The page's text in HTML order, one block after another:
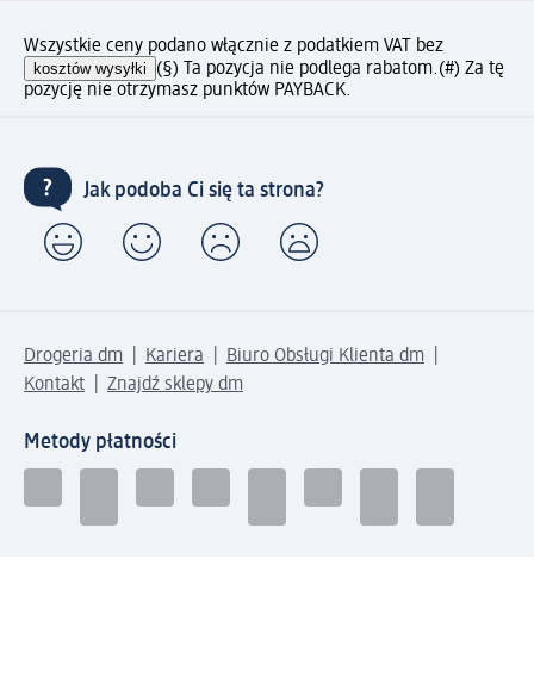
Wszystkie ceny podano włącznie z podatkiem VAT bez
kosztów wysyłki (§) Ta pozycja nie podlega rabatom.(#) Za tę
pozycję nie otrzymasz punktów PAYBACK.
Jak podoba Ci się ta strona?
Drogeria dm Kariera
Biuro Obsługi Klienta dm
Kontakt
Znajdź sklepy dm
Metody płatności